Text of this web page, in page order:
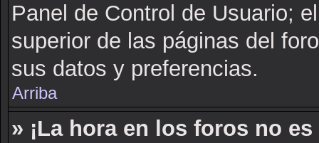
Panel de Control de Usuario;
superior de las páginas del
sus datos y preferencias.
Arriba
» ¡La hora en los foros no